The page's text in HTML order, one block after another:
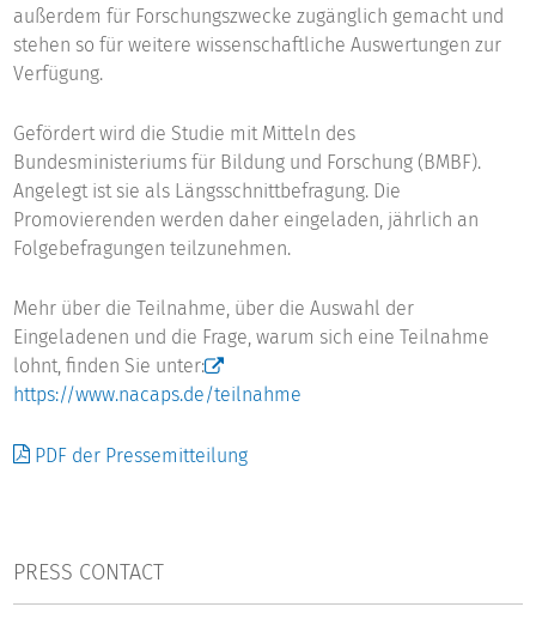
außerdem für Forschungszwecke zugänglich gemacht und
stehen so für weitere wissenschaftliche Auswertungen zur
Verfügung.
Gefördert wird die Studie mit Mitteln des
Bundesministeriums für Bildung und Forschung (BMBF).
Angelegt ist sie als Längsschnittbefragung. Die
Promovierenden werden daher eingeladen, jährlich an
Folgebefragungen teilzunehmen.
Mehr über die Teilnahme, über die Auswahl der
Eingeladenen und die Frage, warum sich eine Teilnahme
lohnt, finden Sie unter:
https://www.nacaps.de/teilnahme
PDF der Pressemitteilung
PRESS CONTACT